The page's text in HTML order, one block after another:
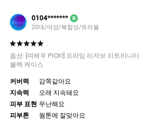
0104******* B
20대/여성/복합성/트러블
옵션: [여배우 PICK!] 프라임 리저브 리트리니
블랙 케이스
커버력
감쪽같아요
지속력
오래 지속돼요
피부 표현 무난해요
피부톤
웜톤에 잘맞아요